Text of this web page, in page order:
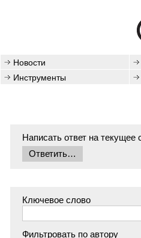
Новости
Инструменты
Написать ответ на текущее
Ключевое слово
Фильтровать по автору